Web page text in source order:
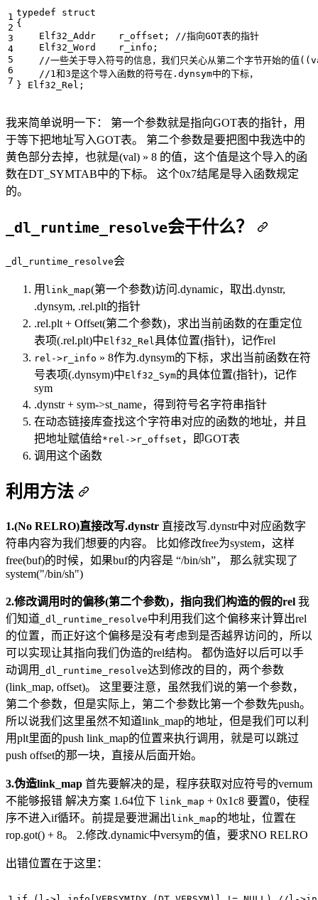
typedef
struct
{
Elf32_Addr
r_offset ;
Elf32_Word
r_info ;
}
Elf32_Rel ;
我来简单说明一下： 第一个参数就是指向GOT表的指针，用
于等下把地址写入GOT表。 第二个参数是要把图中我选中的
黄色部分去掉，也就是(val) » 8 的值，这个值是这个导入的函
数在DT_SYMTAB中的下标。 这个0x7结尾是导入函数规定
的。
_dl_runtime_resolve会干什么？
_dl_runtime_resolve会
用 link_map(第一个参数)访问.dynamic，取出.dynstr,
.dynsym, .rel.plt的指针
.rel.plt + Offset(第二个参数)，求出当前函数的在重定位
表项(.rel.plt)中Elf32_Rel具体位置(指针)，记作rel
rel->r_info » 8作为.dynsym的下标，求出当前函数在符
号表项(.dynsym)中Elf32_Sym的具体位置(指针)，记作
sym
.dynstr + sym->st_name，得到符号名字符串指针
在动态链接库查找这个字符串对应的函数的地址，并且
把地址赋值给*rel->r_offset ，即GOT表
调用这个函数
利用方法
1.(No RELRO)直接改写.dynstr 直接改写.dynstr中对应函数字
符串内容为我们想要的内容。 比如修改free为system，这样
free(buf)的时候，如果buf的内容是 “/bin/sh”， 那么就实现了
system("/bin/sh")
2.修改调用时的偏移(第二个参数)，指向我们构造的假的rel 我
们知道 _dl_runtime_resolve中利用我们这个偏移来计算出rel
的位置，而正好这个偏移是没有考虑到是否越界访问的，所以
可以实现让其指向我们伪造的rel结构。 都伪造好以后可以手
动调用
_dl_runtime_resolve达到修改的目的，两个参数
(link_map, offset)。 这里要注意，虽然我们说的第一个参数，
第二个参数，但是实际上，第二个参数比第一个参数先push。
所以说我们这里虽然不知道link_map的地址，但是我们可以利
用plt里面的push link_map的位置来执行调用，就是可以跳过
push offset的那一块，直接从后面开始。
3.伪造link_map 首先要解决的是，程序获取对应符号的vernum
不能够报错 解决方案 1.64位下 link_map + 0x1c8 要置0，使程
序不进入if循环。前提是要泄漏出 link_map的地址，位置在
rop.got() + 8。 2.修改.dynamic中versym的值，要求NO RELRO
出错位置在于这里：